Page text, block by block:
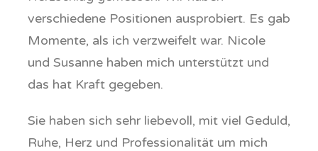
verschiedene Positionen ausprobiert. Es gab
Momente, als ich verzweifelt war. Nicole
und Susanne haben mich unterstützt und
das hat Kraft gegeben.
Sie haben sich sehr liebevoll, mit viel Geduld,
Ruhe, Herz und Professionalität um mich